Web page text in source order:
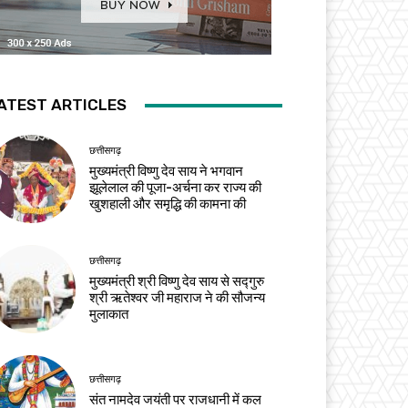
ARTICLES
छत्तीसगढ़
मुख्यमंत्री विष्णु देव साय ने भगवान
झूलेलाल की पूजा-अर्चना कर राज्य की
खुशहाली और समृद्धि की कामना की
छत्तीसगढ़
मुख्यमंत्री श्री विष्णु देव साय से सद्गुरु
श्री ऋतेश्वर जी महाराज ने की सौजन्य
मुलाकात
छत्तीसगढ़
संत नामदेव जयंती पर राजधानी में कल